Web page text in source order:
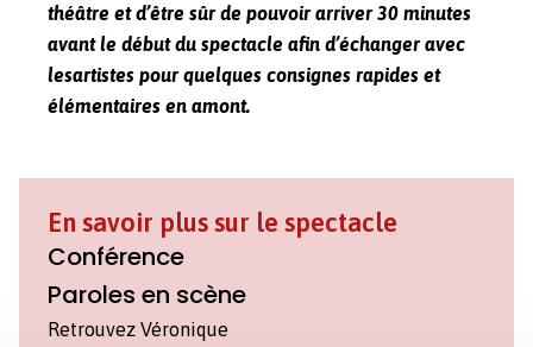
théâtre et d’être sûr de pouvoir arriver 30 minutes
avant le début du spectacle afin d’échanger avec
lesartistes pour quelques consignes rapides et
élémentaires en amont.
En savoir plus sur le spectacle
Conférence
Paroles en scène
Retrou­vez Véronique